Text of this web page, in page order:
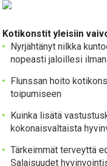
Kotikonstit yleisiin
Nyrjähtänyt nilkka
nopeasti jaloillesi
Flunssan hoito
toipumiseen
Kuinka lisätä
kokonaisvaltaista
Tärkeimmät terveyttä
Salaisuudet